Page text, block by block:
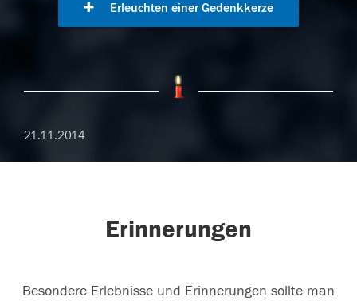
Erleuchten einer Gedenkkerze
21.11.2014
Erinnerungen
Besondere Erlebnisse und Erinnerungen sollte man